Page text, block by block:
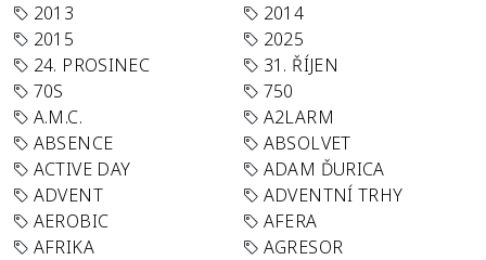
2013
2014
2015
2025
24. PROSINEC
31. ŘÍJEN
70S
750
A.M.C.
A2LARM
ABSENCE
ABSOLVET
ACTIVE DAY
ADAM ĎURICA
ADVENT
ADVENTNÍ TRHY
AEROBIC
AFERA
AFRIKA
AGRESOR